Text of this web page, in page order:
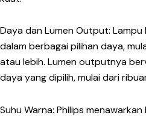
Daya dan Lumen Output: Lampu
dalam berbagai pilihan daya,
atau lebih. Lumen outputnya
daya yang dipilih, mulai dari
Suhu Warna: Philips